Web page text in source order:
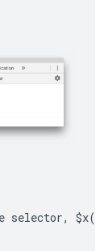
selector,